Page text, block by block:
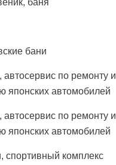
баня
бани
автосервис по ремонту и
японских автомобилей
автосервис по ремонту и
японских автомобилей
спортивный комплекс